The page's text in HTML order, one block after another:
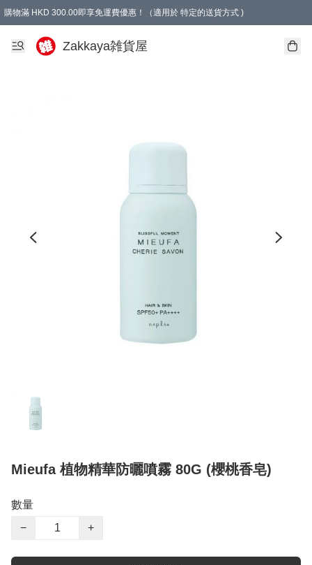
購物滿 HKD 300.00即享免運費優惠！（適用於 特定的送貨方式 )
Zakkaya雑貨屋
Mieufa 植物精華防曬噴霧 80G (櫻桃香皂)
數量
−
+